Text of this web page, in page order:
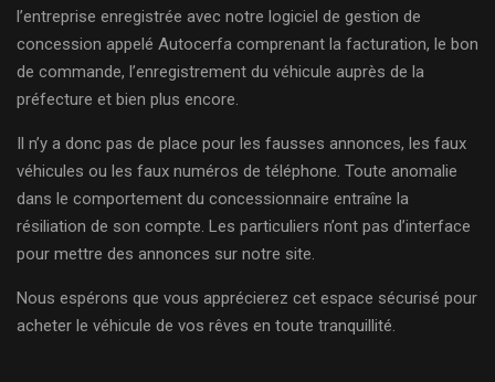
l’entreprise enregistrée avec notre logiciel de gestion de
concession appelé Autocerfa comprenant la facturation, le bon
de commande, l’enregistrement du véhicule auprès de la
préfecture et bien plus encore.
Il n’y a donc pas de place pour les fausses annonces, les faux
véhicules ou les faux numéros de téléphone. Toute anomalie
dans le comportement du concessionnaire entraîne la
résiliation de son compte. Les particuliers n’ont pas d’interface
pour mettre des annonces sur notre site.
Nous espérons que vous apprécierez cet espace sécurisé pour
acheter le véhicule de vos rêves en toute tranquillité.